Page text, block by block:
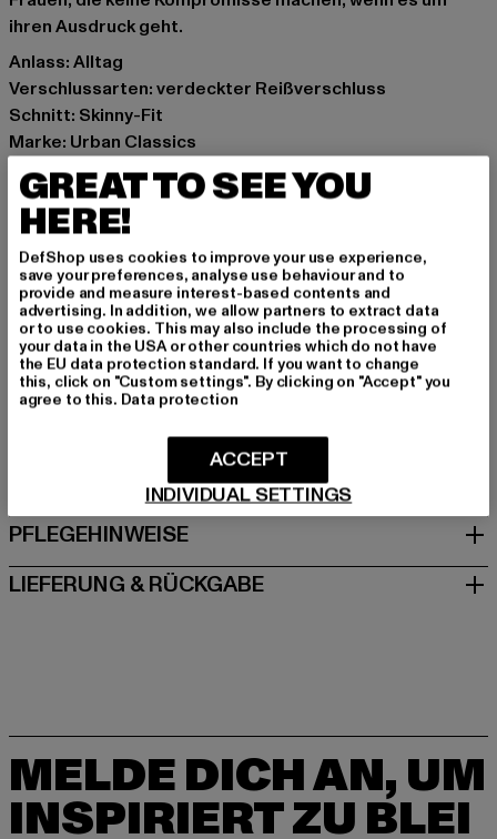
ihren Ausdruck geht.
Anlass: Alltag
Verschlussarten: verdeckter Reißverschluss
Schnitt: Skinny-Fit
Marke: Urban Classics
Kat.: Bekleidung
Farbe: schwarz
Hersteller Farbe: black washed
Materialzusammensetzung: 98% Baumwolle, 2%
Elasthan
Art.Nr: TB6865-00709
Hersteller: TB International GmbH |info@tbint.de
Dr.-Robert-Murjahn-Straße 7 | 64372 Ober-Ramstadt |
DE
GRÖSSE & PASSFORM
PFLEGEHINWEISE
LIEFERUNG & RÜCKGABE
MELDE DICH AN, UM
INSPIRIERT ZU BLEI
GREAT TO SEE YOU
HERE!
DefShop uses cookies to improve your use experience,
save your preferences, analyse use behaviour and to
provide and measure interest-based contents and
advertising. In addition, we allow partners to extract data
or to use cookies. This may also include the processing of
your data in the USA or other countries which do not have
the EU data protection standard. If you want to change
this, click on "Custom settings". By clicking on "Accept" you
agree to this. Data protection
INDIVIDUAL SETTINGS
ACCEPT